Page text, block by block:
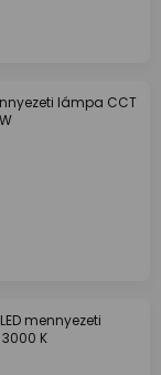
lámpa CCT
mennyezeti
K